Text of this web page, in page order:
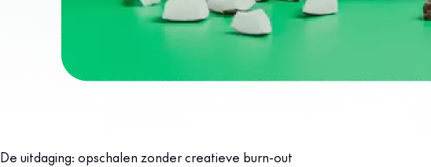
De uitdaging: opschalen zonder creatieve burn-out